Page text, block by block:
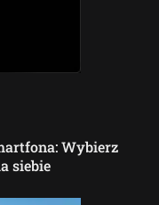
Wybierz
siebie